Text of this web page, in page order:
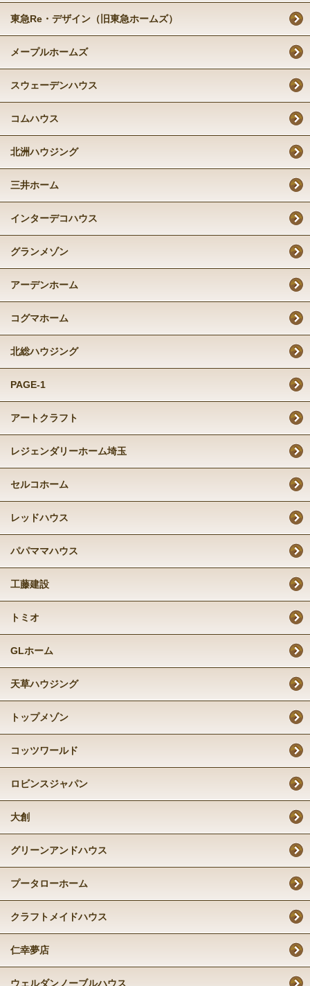
東急Re・デザイン（旧東急ホームズ）
メープルホームズ
スウェーデンハウス
コムハウス
北洲ハウジング
三井ホーム
インターデコハウス
グランメゾン
アーデンホーム
コグマホーム
北総ハウジング
PAGE-1
アートクラフト
レジェンダリーホーム埼玉
セルコホーム
レッドハウス
パパママハウス
工藤建設
トミオ
GLホーム
天草ハウジング
トップメゾン
コッツワールド
ロビンスジャパン
大創
グリーンアンドハウス
プータローホーム
クラフトメイドハウス
仁幸夢店
ウェルダンノーブルハウス